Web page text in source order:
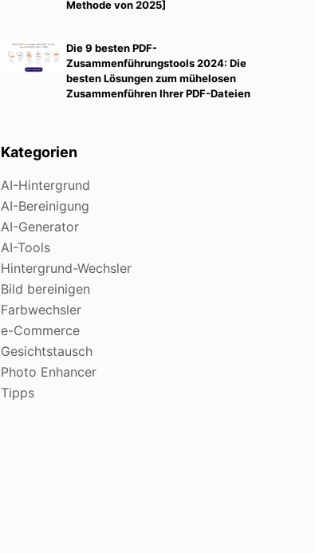
Methode von 2025]
Die 9 besten PDF-
Zusammenführungstools 2024: Die
besten Lösungen zum mühelosen
Zusammenführen Ihrer PDF-Dateien
Kategorien
AI-Hintergrund
AI-Bereinigung
AI-Generator
AI-Tools
Hintergrund-Wechsler
Bild bereinigen
Farbwechsler
e-Commerce
Gesichtstausch
Photo Enhancer
Tipps